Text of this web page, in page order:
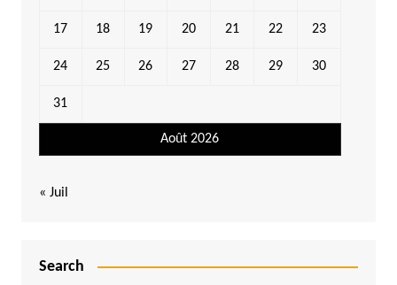
Août 2026
17 18 19 20 21 22 23
24 25 26 27 28 29 30
31
« Juil
Search